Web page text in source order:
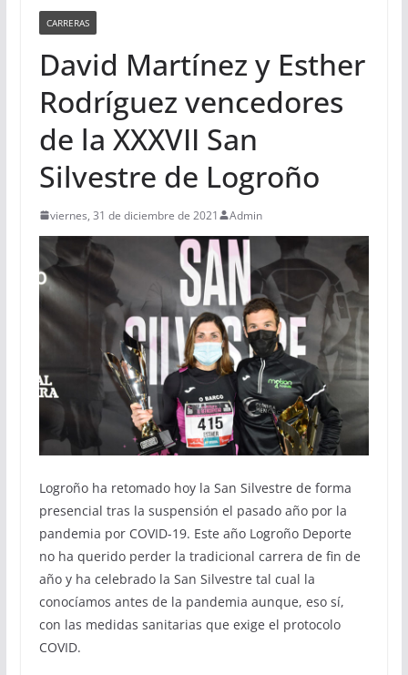
CARRERAS
David Martínez y Esther
Rodríguez vencedores
de la XXXVII San
Silvestre de Logroño
viernes, 31 de diciembre de 2021 Admin
Logroño ha retomado hoy la San Silvestre de forma
presencial tras la suspensión el pasado año por la
pandemia por COVID-19. Este año Logroño Deporte
no ha querido perder la tradicional carrera de fin de
año y ha celebrado la San Silvestre tal cual la
conocíamos antes de la pandemia aunque, eso sí,
con las medidas sanitarias que exige el protocolo
COVID.